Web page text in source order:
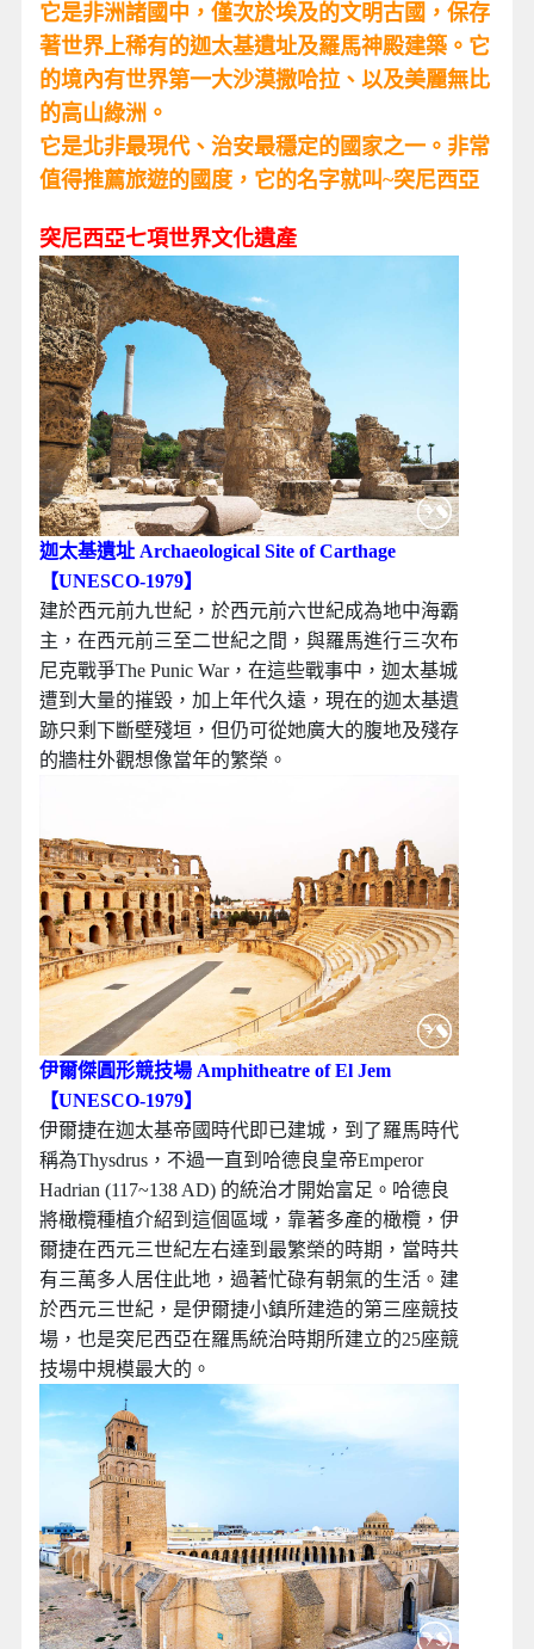
它是非洲諸國中，僅次於埃及的文明古國，保存
著世界上稀有的迦太基遺址及羅馬神殿建築。它
的境內有世界第一大沙漠撒哈拉、以及美麗無比
的高山綠洲。
它是北非最現代、治安最穩定的國家之一。非常
值得推薦旅遊的國度，它的名字就叫~突尼西亞
突尼西亞七項世界文化遺產
迦太基遺址 Archaeological Site of Carthage
【UNESCO-1979】
建於西元前九世紀，於西元前六世紀成為地中海霸
主，在西元前三至二世紀之間，與羅馬進行三次布
尼克戰爭The Punic War，在這些戰事中，迦太基城
遭到大量的摧毀，加上年代久遠，現在的迦太基遺
跡只剩下斷壁殘垣，但仍可從她廣大的腹地及殘存
的牆柱外觀想像當年的繁榮。
伊爾傑圓形競技場 Amphitheatre of El Jem
【UNESCO-1979】
伊爾捷在迦太基帝國時代即已建城，到了羅馬時代
稱為Thysdrus，不過一直到哈德良皇帝Emperor
Hadrian (117~138 AD) 的統治才開始富足。哈德良
將橄欖種植介紹到這個區域，靠著多產的橄欖，伊
爾捷在西元三世紀左右達到最繁榮的時期，當時共
有三萬多人居住此地，過著忙碌有朝氣的生活。建
於西元三世紀，是伊爾捷小鎮所建造的第三座競技
場，也是突尼西亞在羅馬統治時期所建立的25座競
技場中規模最大的。